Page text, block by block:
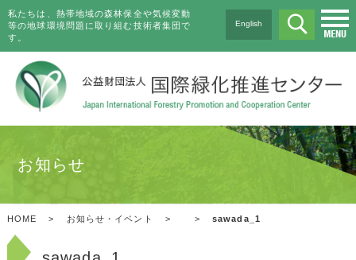
私たちは、熱帯地域の森林保全や気候変動
等の地球環境問題に取り組む技術者集団で
す。
English
お知らせ
HOME > お知らせ・イベント > > sawada_1